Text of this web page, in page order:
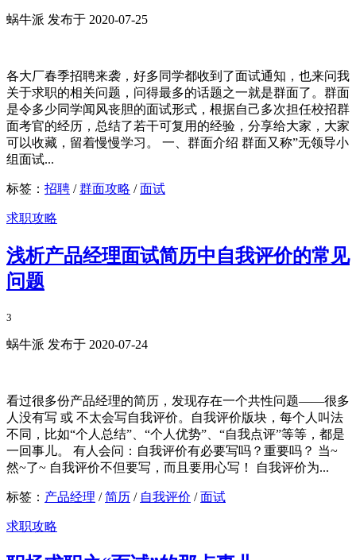
蜗牛派 发布于 2020-07-25
各大厂春季招聘来袭，好多同学都收到了面试通知，也来问我
关于求职的相关问题，问得最多的话题之一就是群面了。群面
是令多少同学闻风丧胆的面试形式，根据自己多次担任校招群
面考官的经历，总结了若干可复用的经验，分享给大家，大家
可以收藏，留着慢慢学习。 一、群面介绍 群面又称”无领导小
组面试...
标签： 招聘 /群面攻略 /面试
求职攻略
浅析产品经理面试简历中自我评价的常见
问题
3
蜗牛派 发布于 2020-07-24
看过很多份产品经理的简历，发现存在一个共性问题——很多
人没有写 或 不太会写自我评价。自我评价版块，每个人叫法
不同，比如“个人总结”、“个人优势”、“自我点评”等等，都是
一回事儿。 有人会问：自我评价有必要写吗？重要吗？ 当~
然~了~ 自我评价不但要写，而且要用心写！ 自我评价为...
标签： 产品经理 /简历 / 自我评价 /面试
求职攻略